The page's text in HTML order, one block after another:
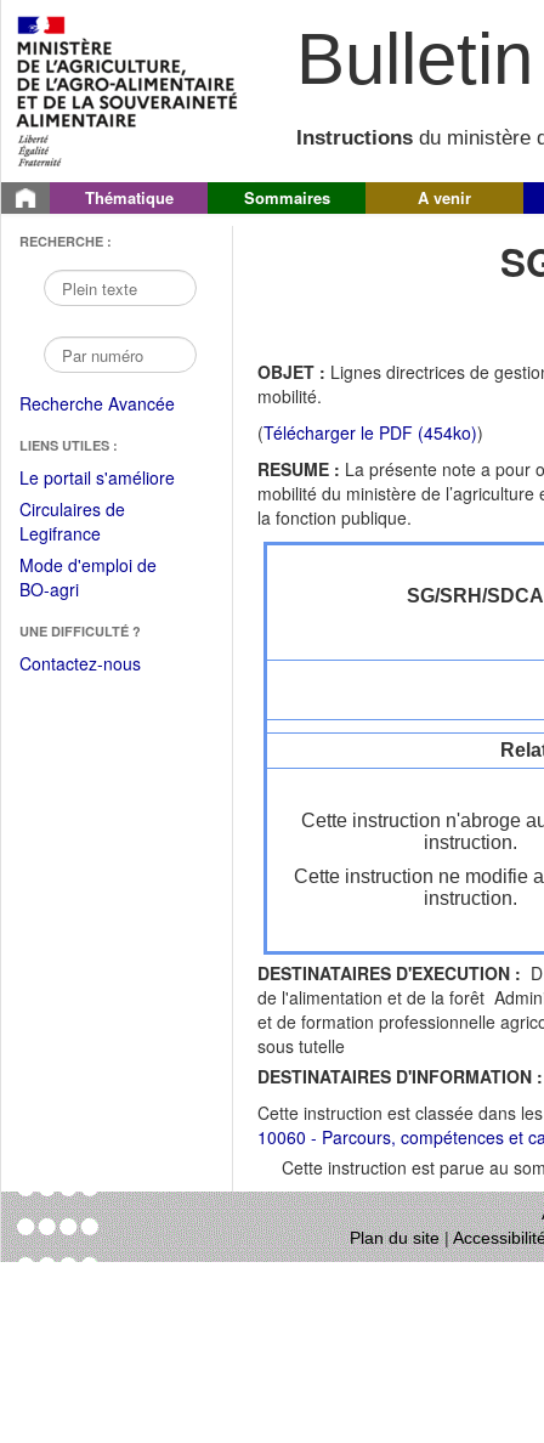
Instructions du ministère
Thématique Sommaires A venir
RECHERCHE :
Recherche Avancée
LIENS UTILES :
Le portail s'améliore(Fichier
Circulaires de
Legifrance(Ouvrir
dans
une
fenêtre)
Mode d'emploi de
BO-agri(Ouvrir
une
nouvelle
UNE DIFFICULTÉ ?
Contactez-nous
OBJET : Lignes directrices de
mobilité.
(Télécharger le PDF (454ko))
RESUME : La présente note a pour
mobilité du ministère de
la fonction publique.
SG/SRH/
Cette instruction n'abroge
instruction.
Cette instruction ne modifie
instruction.
DESTINATAIRES D'EXECUTION :
de l'alimentation et de la forêt
et de formation professionnelle
sous tutelle
DESTINATAIRES D'INFORMATION :
Cette instruction est classée dans
10060 - Parcours, compétences et
Cette instruction est parue au
Plan du site|